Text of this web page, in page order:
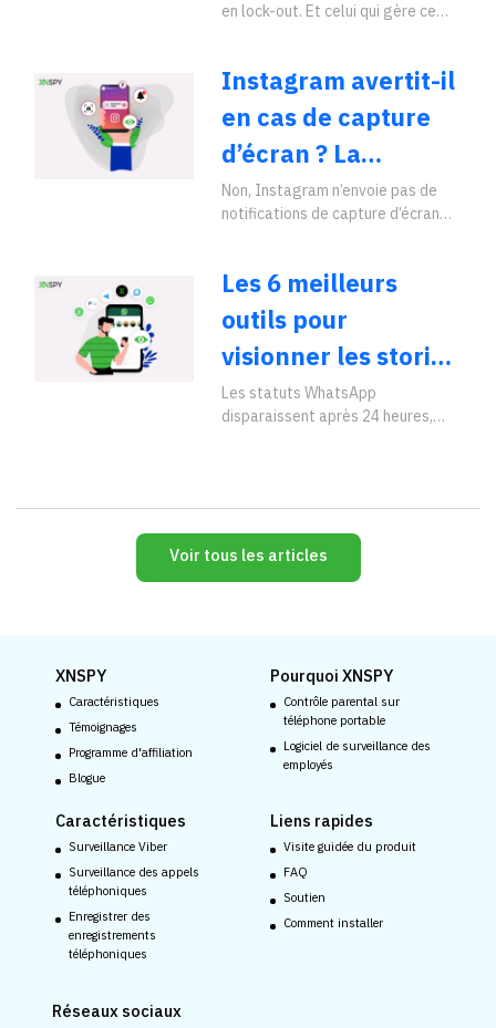
privés (liste mise à
en lock-out. Et celui qui gère ce
Instagram avertit-il
en cas de capture
d’écran ? La
réponse claire que
vous cherchiez
Non, Instagram n’envoie pas de
notifications de capture d’écran
exception […]"
Les 6 meilleurs
outils pour
visionner les stories
WhatsApp : testés
et comparés en
Les statuts WhatsApp
disparaissent après 24 heures,
Voir tous les articles
XNSPY
Caractéristiques
Témoignages
Programme d'affiliation
Blogue
Pourquoi XNSPY
Contrôle parental sur
téléphone portable
Logiciel de surveillance des
employés
Caractéristiques
Surveillance Viber
Surveillance des appels
téléphoniques
Enregistrer des
enregistrements
téléphoniques
Liens rapides
Visite guidée du produit
FAQ
Soutien
Comment installer
Réseaux sociaux